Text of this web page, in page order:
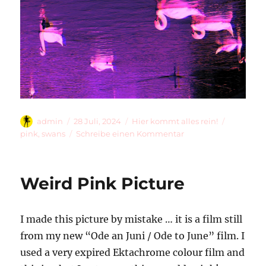
Autor
admin
Veröffentlicht
am
28 Juli, 2024 Kategorien
Hier kommt alles rein!
pink swans Schreibe einen Kommentarzu
Down
Weird Pink Picture
I made this picture by mistake … it is a film still
from my new “Ode an Juni / Ode to June” film. I
used a very expired Ektachrome colour film and